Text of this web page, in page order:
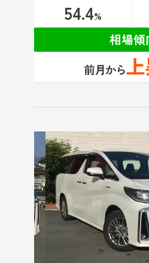
54.4%
相場傾